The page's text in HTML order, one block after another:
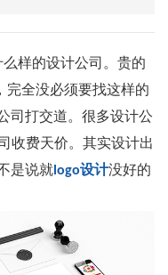
样的设计公司。贵的
完全没必须要找这样的
司打交道。很多设计公
收费天价。其实设计出
是说就 logo设计没好的